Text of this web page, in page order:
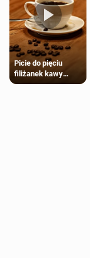
Picie do pięciu
filiżanek kawy
dziennie jest